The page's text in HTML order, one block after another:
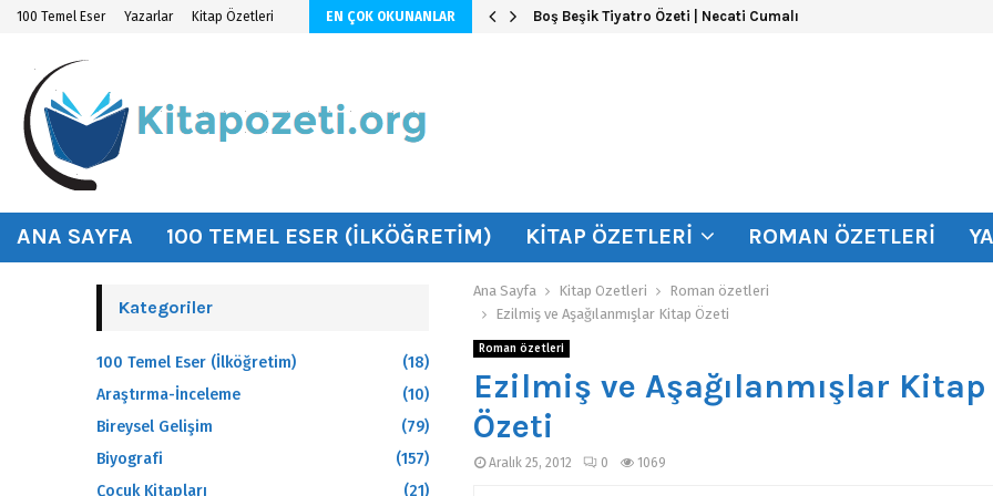
100 Temel Eser Yazarlar Kitap Özetleri EN ÇOK OKUNANLAR
ÖZETİ Boş Beşik Tiyatro Özeti | Necati Cumalı
ANA SAYFA 100 TEMEL ESER (İLKÖĞRETIM) KITAP ÖZETLERI ROMAN ÖZETLERI
Ana Sayfa Kitap Özetleri
Roman özetleri
Ezilmiş ve Aşağılanmışlar Kitap Özeti
Roman özetleri
Ezilmiş ve Aşağılanmışlar Kitap
Özeti
Aralık 25, 2012 0 1069
Kategoriler
100 Temel Eser (İlköğretim)
(18)
Araştırma-İnceleme
(10)
Bireysel Gelişim
(79)
Biyografi
(157)
Çocuk Kitapları
(21)